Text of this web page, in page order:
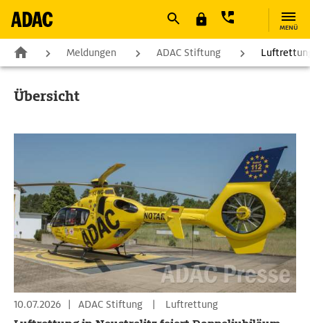
MENÜ
Meldungen ADAC Stiftung
Übersicht
10.07.2026 | ADAC Stiftung | Luftrettung